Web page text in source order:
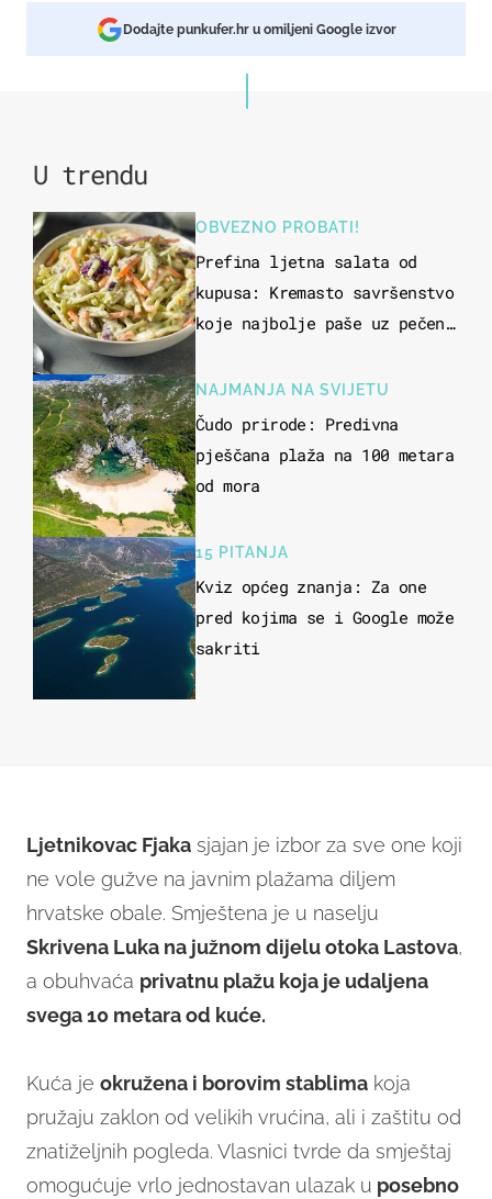
Dodajte punkufer.hr u omiljeni Google izvor
U trendu
OBVEZNO PROBATI!
Prefina ljetna salata od
kupusa: Kremasto savršenstvo
koje najbolje paše uz pečeno
NAJMANJA NA SVIJETU
Čudo prirode: Predivna
pješčana plaža na 100 metara
od mora
15 PITANJA
Kviz općeg znanja: Za one
pred kojima se i Google može
sakriti
Ljetnikovac Fjaka sjajan je izbor za sve one koji
ne vole gužve na javnim plažama diljem
hrvatske obale. Smještena je u naselju
Skrivena Luka na južnom dijelu otoka Lastova,
a obuhvaća privatnu plažu koja je udaljena
svega 10 metara od kuće.
Kuća je okružena i borovim stablima koja
pružaju zaklon od velikih vrućina, ali i zaštitu od
znatiželjnih pogleda. Vlasnici tvrde da smještaj
omogućuje vrlo jednostavan ulazak u posebno